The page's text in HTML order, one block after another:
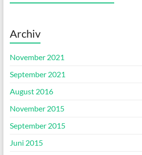
Archiv
November 2021
September 2021
August 2016
November 2015
September 2015
Juni 2015